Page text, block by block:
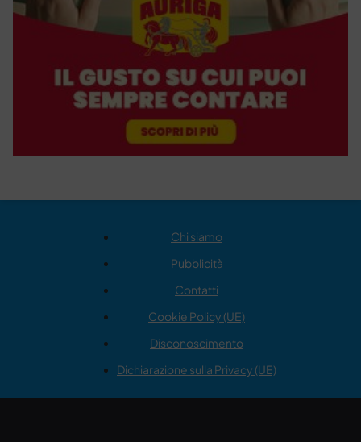
Chi siamo
Pubblicità
Contatti
Cookie Policy (UE)
Disconoscimento
Dichiarazione sulla Privacy (UE)